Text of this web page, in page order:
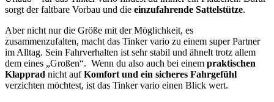
sorgt der faltbare Vorbau und die einzufahrende Sattelstütze.
Aber nicht nur die Größe mit der Möglichkeit, es
zusammenzufalten, macht das Tinker vario zu einem super Partner
im Alltag. Sein Fahrverhalten ist sehr stabil und ähnelt trotz allem
dem eines „Großen“. Wenn du also auch bei einem praktischen
Klapprad nicht aufKomfort und ein sicheres Fahrgefühl
verzichten möchtest, ist das Tinker vario einen Blick wert.